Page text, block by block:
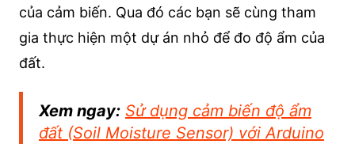
của cảm biến. Qua đó các bạn sẽ cùng tham
gia thực hiện một dự án nhỏ để đo độ ẩm của
đất.
Xem ngay: Sử dụng cảm biến độ ẩm
đất (Soil Moisture Sensor) với Arduino